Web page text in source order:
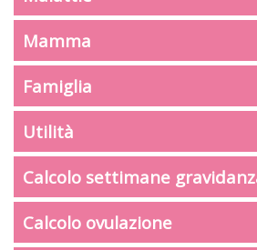
Mamma
Famiglia
Utilità
Calcolo settimane
Calcolo ovulazione